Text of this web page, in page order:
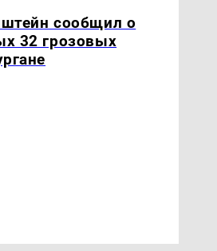
сообщил о
32 грозовых